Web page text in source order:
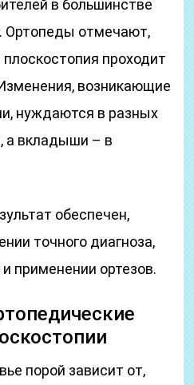
в большинстве
Ортопеды отмечают,
проходит
возникающие
нуждаются в разных
а вкладыши – в
обеспечен,
точного диагноза,
применении ортезов.
порой зависит от,